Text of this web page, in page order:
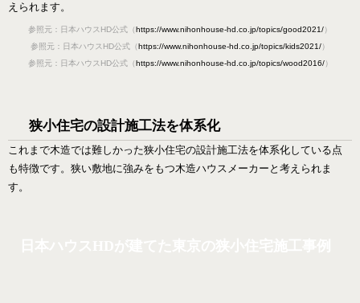
えられます。
参照元：日本ハウスHD公式（https://www.nihonhouse-hd.co.jp/topics/good2021/）
参照元：日本ハウスHD公式（https://www.nihonhouse-hd.co.jp/topics/kids2021/）
参照元：日本ハウスHD公式（https://www.nihonhouse-hd.co.jp/topics/wood2016/）
狭小住宅の設計施工法を体系化
これまで木造では難しかった狭小住宅の設計施工法を体系化している点
も特徴です。狭い敷地に強みをもつ木造ハウスメーカーと考えられま
す。